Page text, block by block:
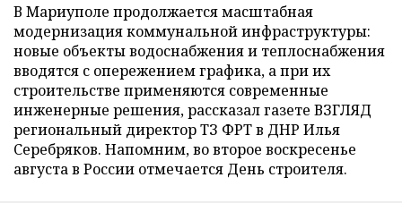
В Мариуполе продолжается масштабная
модернизация коммунальной инфраструктуры:
новые объекты водоснабжения и теплоснабжения
вводятся с опережением графика, а при их
строительстве применяются современные
инженерные решения, рассказал газете ВЗГЛЯД
региональный директор ТЗ ФРТ в ДНР Илья
Серебряков. Напомним, во второе воскресенье
августа в России отмечается День строителя.